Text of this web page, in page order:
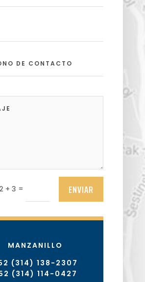
+ 3 = ENVIAR
MANZANILLO
(314) 138-2307
(314) 114-0427